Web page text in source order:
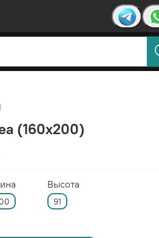
(160x200)
Высота
91